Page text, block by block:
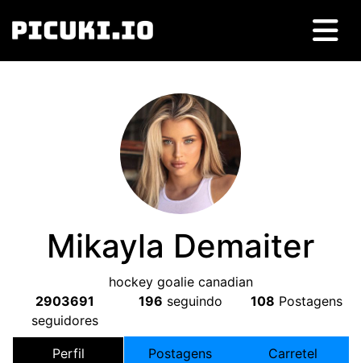
Mikayla Demaiter
hockey goalie canadian
2903691
seguidores
196 seguindo 108 Postagens
Perfil Postagens Carretel